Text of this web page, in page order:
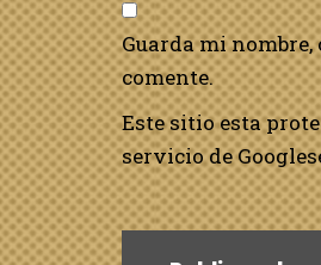
Guarda mi
comente.
Este sitio esta
servicio de Google